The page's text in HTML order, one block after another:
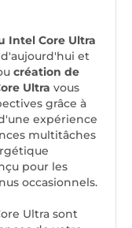
Intel Core Ultra
et
création de
Ultra vous
grâce à
expérience
multitâches
pour les
occasionnels.
Ultra sont